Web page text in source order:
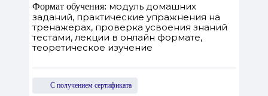
Формат обучения: модуль домашних
заданий, практические упражнения на
тренажерах, проверка усвоения знаний
тестами, лекции в онлайн формате,
теоретическое изучение
С получением сертификата